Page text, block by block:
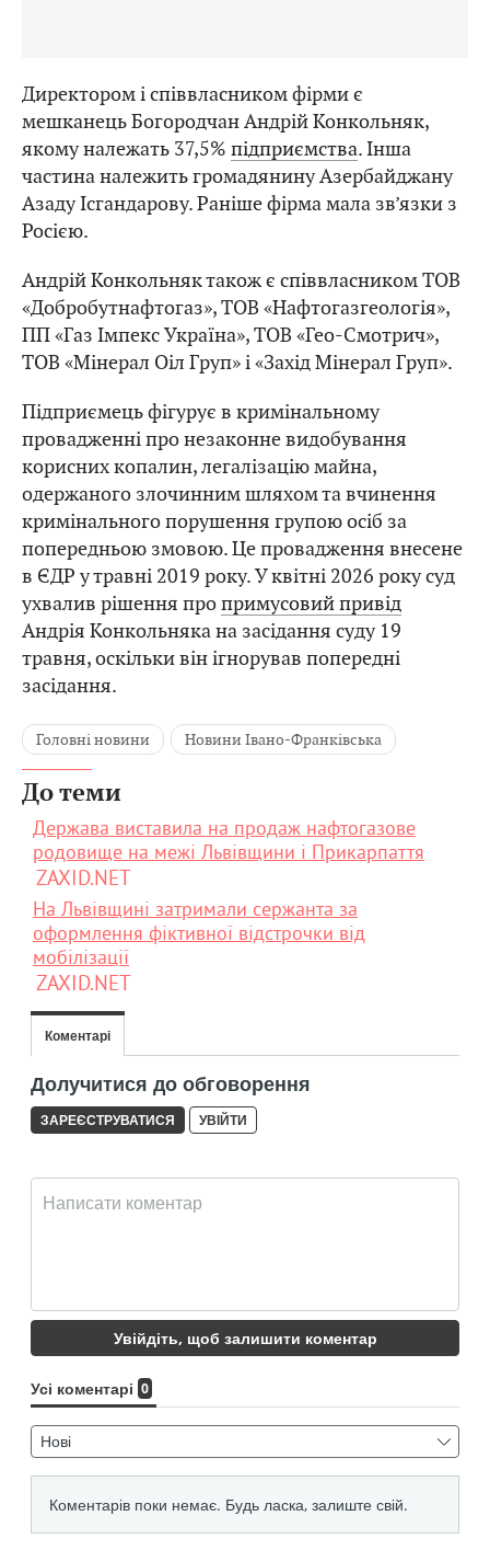
Директором і співвласником фірми є
мешканець Богородчан Андрій Конкольняк,
якому належать 37,5% підприємства. Інша
частина належить громадянину Азербайджану
Азаду Ісгандарову. Раніше фірма мала зв’язки з
Росією.
Андрій Конкольняк також є співвласником ТОВ
«Добробутнафтогаз», ТОВ «Нафтогазгеологія»,
ПП «Газ Імпекс Україна», ТОВ «Гео-Смотрич»,
ТОВ «Мінерал Оіл Груп» і «Захід Мінерал Груп».
Підприємець фігурує в кримінальному
провадженні про незаконне видобування
корисних копалин, легалізацію майна,
одержаного злочинним шляхом та вчинення
кримінального порушення групою осіб за
попередньою змовою. Це провадження внесене
в ЄДР у травні 2019 року. У квітні 2026 року суд
ухвалив рішення пропримусовий привід
Андрія Конкольняка на засідання суду 19
травня, оскільки він ігнорував попередні
засідання.
Головні новини Новини Івано-Франківська
До теми
Держава виставила на продаж нафтогазове
родовище на межі Львівщини і Прикарпаття
ZAXID.NET
На Львівщині затримали сержанта за
оформлення фіктивної відстрочки від
мобілізації
ZAXID.NET